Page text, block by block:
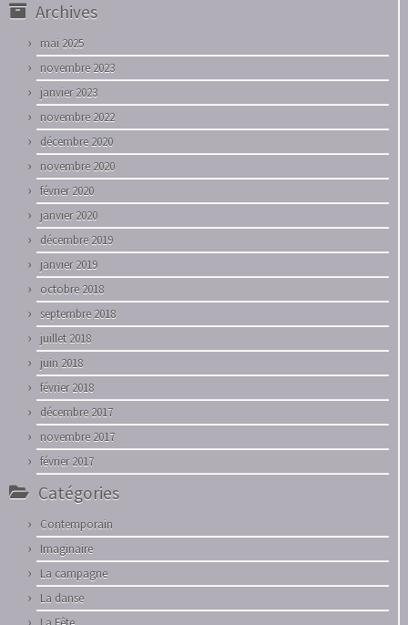
Archives
mai 2025
novembre 2023
janvier 2023
novembre 2022
décembre 2020
novembre 2020
février 2020
janvier 2020
décembre 2019
janvier 2019
octobre 2018
septembre 2018
juillet 2018
juin 2018
février 2018
décembre 2017
novembre 2017
février 2017
Catégories
Contemporain
Imaginaire
La campagne
La danse